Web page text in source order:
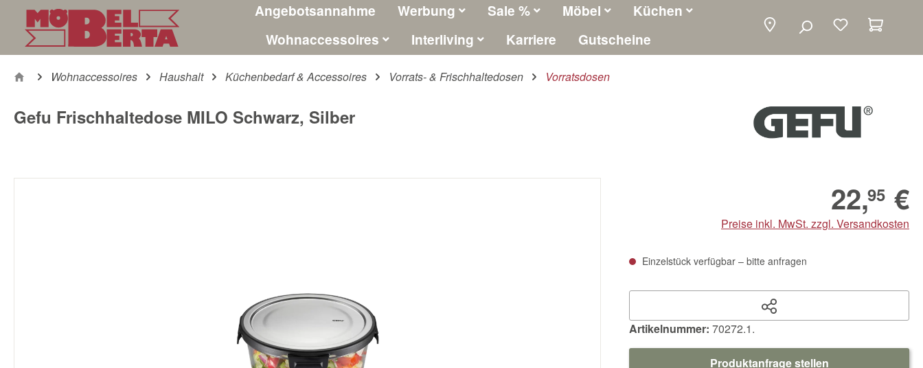
Hauptinhalt springen
Zur Suche springen
Zur Hauptnavigation springen Angebotsannahme Werbung Sale % Möbel
Küchen
Wohnaccessoires
Interliving Karriere Gutscheine
Wohnaccessoires Haushalt Küchenbedarf & Accessoires Vorrats- & Frischhaltedosen Vorratsdosen
Gefu Frischhaltedose MILO Schwarz, Silber
22,95 €
Preise inkl. MwSt. zzgl. Versandkosten
Einzelstück verfügbar – bitte anfragen
Artikelnummer: 70272.1.
Produktanfrage stellen